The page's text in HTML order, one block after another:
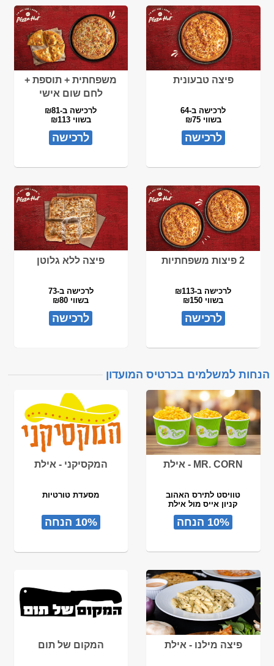
פיצה טבעונית
לרכישה ב-64
בשווי ₪75
לרכישה
משפחתית + תוספת +
לחם שום אישי
לרכישה ב-₪81
בשווי ₪113
לרכישה
2 פיצות משפחתיות
לרכישה ב-₪113
בשווי ₪150
לרכישה
פיצה ללא גלוטן
לרכישה ב-73
בשווי ₪80
לרכישה
הנחות למשלמים בכרטיס המועדון
MR. CORN - אילת
טוויסט לתירס האהוב
קניון אייס מול אילת
10% הנחה
המקסיקני - אילת
מסעדת טורטיות
10% הנחה
פיצה מילנו - אילת המקום של תום